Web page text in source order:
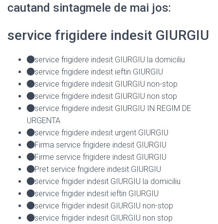
cautand sintagmele de mai jos:
service frigidere indesit GIURGIU
service frigidere indesit GIURGIU la domiciliu
service frigidere indesit ieftin GIURGIU
service frigidere indesit GIURGIU non-stop
service frigidere indesit GIURGIU non stop
service frigidere indesit GIURGIU IN REGIM DE
URGENTA
service frigidere indesit urgent GIURGIU
Firma service frigidere indesit GIURGIU
Firme service frigidere indesit GIURGIU
Pret service frigidere indesit GIURGIU
service frigider indesit GIURGIU la domiciliu
service frigider indesit ieftin GIURGIU
service frigider indesit GIURGIU non-stop
service frigider indesit GIURGIU non stop